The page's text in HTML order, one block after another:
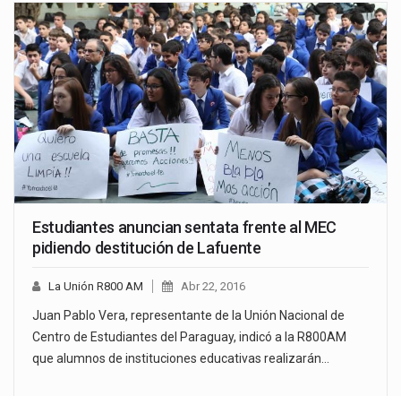
Estudiantes anuncian sentata frente al MEC
pidiendo destitución de Lafuente
La Unión R800 AM Abr 22, 2016
Juan Pablo Vera, representante de la Unión Nacional de
Centro de Estudiantes del Paraguay, indicó a la R800AM
que alumnos de instituciones educativas realizarán…